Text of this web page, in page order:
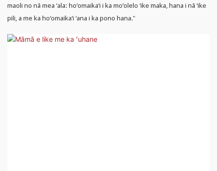
maoli no nā mea ʻala: hoʻomaikaʻi i ka moʻolelo ʻike maka, hana i nā ʻike
pili, a me ka hoʻomaikaʻi ʻana i ka pono hana."